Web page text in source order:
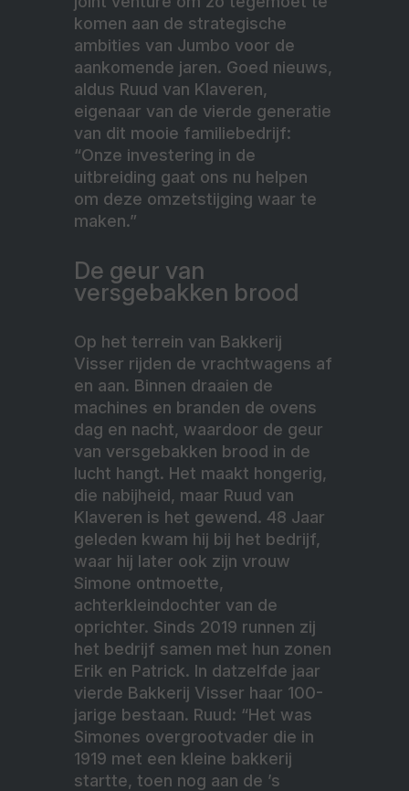
komen aan de strategische
ambities van Jumbo voor de
aankomende jaren. Goed nieuws,
aldus Ruud van Klaveren,
eigenaar van de vierde generatie
van dit mooie familiebedrijf:
“Onze investering in de
uitbreiding gaat ons nu helpen
om deze omzetstijging waar te
maken.”
De geur van
versgebakken brood
Op het terrein van Bakkerij
Visser rijden de vrachtwagens af
en aan. Binnen draaien de
machines en branden de ovens
dag en nacht, waardoor de geur
van versgebakken brood in de
lucht hangt. Het maakt hongerig,
die nabijheid, maar Ruud van
Klaveren is het gewend. 48 Jaar
geleden kwam hij bij het bedrijf,
waar hij later ook zijn vrouw
Simone ontmoette,
achterkleindochter van de
oprichter. Sinds 2019 runnen zij
het bedrijf samen met hun zonen
Erik en Patrick. In datzelfde jaar
vierde Bakkerij Visser haar 100-
jarige bestaan. Ruud: “Het was
Simones overgrootvader die in
1919 met een kleine bakkerij
startte, toen nog aan de ’s